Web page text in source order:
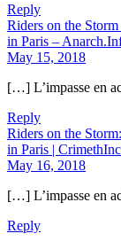
Reply
Riders on the
in Paris –
May 15, 2018
[…] L’impasse en
Reply
Riders on the
in Paris |
May 16, 2018
[…] L’impasse en
Reply